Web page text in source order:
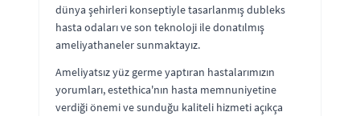
dünya şehirleri konseptiyle tasarlanmış dubleks
hasta odaları ve son teknoloji ile donatılmış
ameliyathaneler sunmaktayız.
Ameliyatsız yüz germe yaptıran hastalarımızın
yorumları, estethica'nın hasta memnuniyetine
verdiği önemi ve sunduğu kaliteli hizmeti açıkça